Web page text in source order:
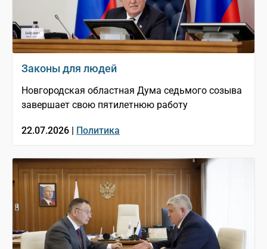
Законы для людей
Новгородская областная Дума седьмого созыва
завершает свою пятилетнюю работу
22.07.2026 | Политика